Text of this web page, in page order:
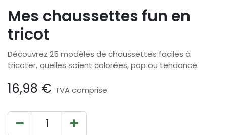
Mes chaussettes fun en
tricot
Découvrez 25 modèles de chaussettes faciles à
tricoter, quelles soient colorées, pop ou tendance.
16,98 € TVA comprise